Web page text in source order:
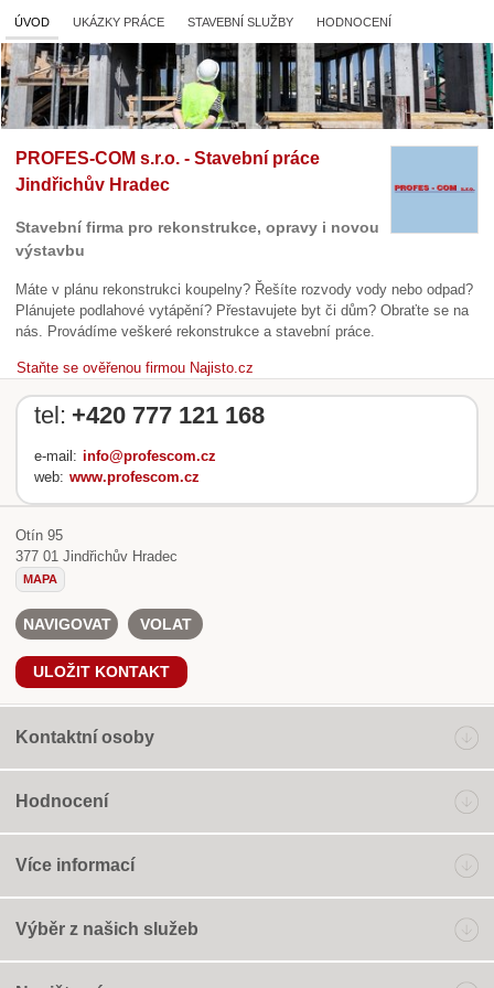
ÚVOD UKÁZKY PRÁCE STAVEBNÍ SLUŽBY HODNOCENÍ
PROFES-COM s.r.o. - Stavební práce
Jindřichův Hradec
Stavební firma pro rekonstrukce, opravy i novou
výstavbu
Máte v plánu rekonstrukci koupelny? Řešíte rozvody vody nebo odpad?
Plánujete podlahové vytápění? Přestavujete byt či dům? Obraťte se na
nás. Provádíme veškeré rekonstrukce a stavební práce.
Staňte se ověřenou firmou Najisto.cz
tel: +420 777 121 168
e-mail: info@profescom.cz
web: www.profescom.cz
Otín 95
377 01 Jindřichův Hradec
MAPA
NAVIGOVAT VOLAT
ULOŽIT KONTAKT
Kontaktní osoby
Hodnocení
Více informací
Výběr z našich služeb